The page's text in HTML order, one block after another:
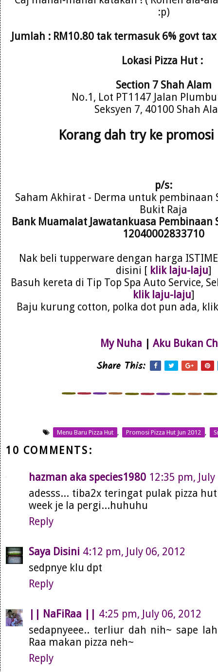
:p)
Jumlah : RM10.80 tak termasuk 6% govt
Lokasi Pizza Hut :
Section 7 Shah Alam
No.1, Lot PT1147 Jalan
Seksyen 7, 40100 Shah
Korang dah try ke promosi
p/s:
Saham Akhirat - Derma untuk pembinaan
Bukit Raja
Bank Muamalat Jawatankuasa Pembinaan
12040002833710
Nak beli tupperware dengan harga
disini [ klik laju-laju]
Basuh kereta di Tip Top Spa Auto Service,
klik laju-laju]
Baju kurung cotton, polka dot pun ada,
My Nuha | Aku Bukan
Share This:
Menu Baru Pizza Hut Promosi Pizza Hut Jun 2012
10 COMMENTS:
hazman aka species1980 12:35 pm,
adesss... tiba2x teringat pulak pizza
week je la pergi...huhuhu
Reply
Saya Disini 4:12 pm, July 06, 2012
sedpnye klu dpt
Reply
|| NaFiRaa || 4:25 pm, July 06, 2012
sedapnyeee.. terliur dah nih~ sape
Raa makan pizza neh~
Reply